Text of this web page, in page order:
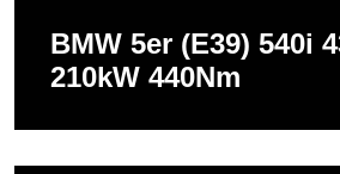
BMW 5er (E39) 540i
210kW 440Nm